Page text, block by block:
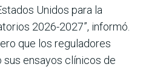
Unidos para la
2026-2027”, informó.
que los reguladores
ensayos clínicos de